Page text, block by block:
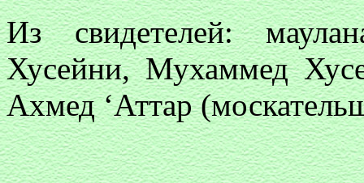
Из свидетелей:
Хусейни, Мухаммед
Ахмед ‘Аттар